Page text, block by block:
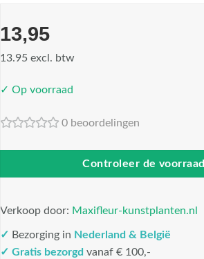
13,95
13.95 excl. btw
✓ Op voorraad
0 beoordelingen
Controleer de voorraad
Verkoop door: Maxifleur-kunstplanten.nl
✓ Bezorging in Nederland & België
✓ Gratis bezorgd vanaf € 100,-